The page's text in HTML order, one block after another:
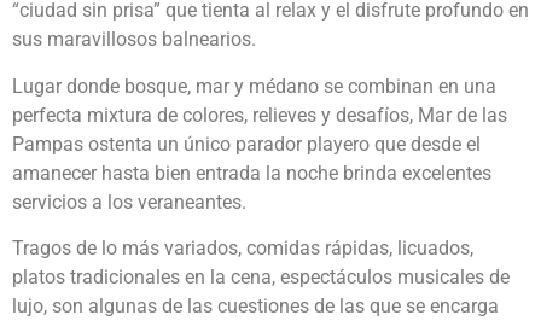
“ciudad sin prisa” que tienta al relax y el disfrute profundo en
sus maravillosos balnearios.
Lugar donde bosque, mar y médano se combinan en una
perfecta mixtura de colores, relieves y desafíos, Mar de las
Pampas ostenta un único parador playero que desde el
amanecer hasta bien entrada la noche brinda excelentes
servicios a los veraneantes.
Tragos de lo más variados, comidas rápidas, licuados,
platos tradicionales en la cena, espectáculos musicales de
lujo, son algunas de las cuestiones de las que se encarga